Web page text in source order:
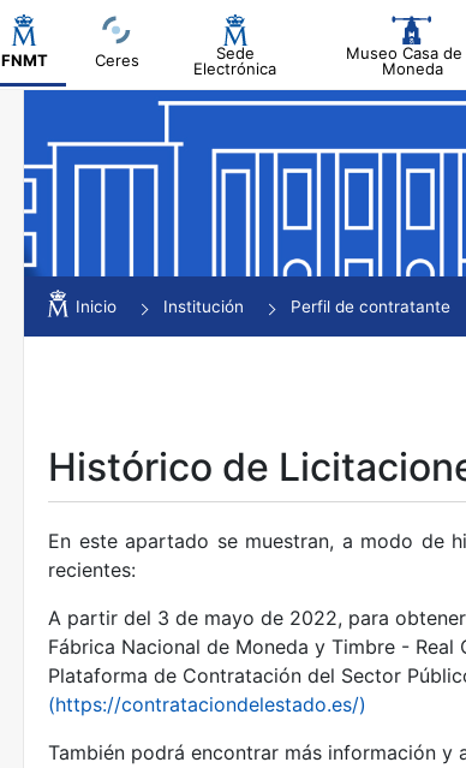
FNMT Ceres
Sede
Electrónica
Museo Casa de
Moneda
Mostrar/Ocultar
Mostrar/Ocultar
Mostrar/Ocultar
Mostrar/Ocultar
Mostrar/Ocultar
Inicio Institución Perfil de contratante
Histórico de
En este apartado se muestran, a modo de
recientes:
A partir del 3 de mayo de 2022, para
Fábrica Nacional de Moneda y Timbre -
Plataforma de Contratación del Sector
(https://contrataciondelestado.es/)
También podrá encontrar más información y